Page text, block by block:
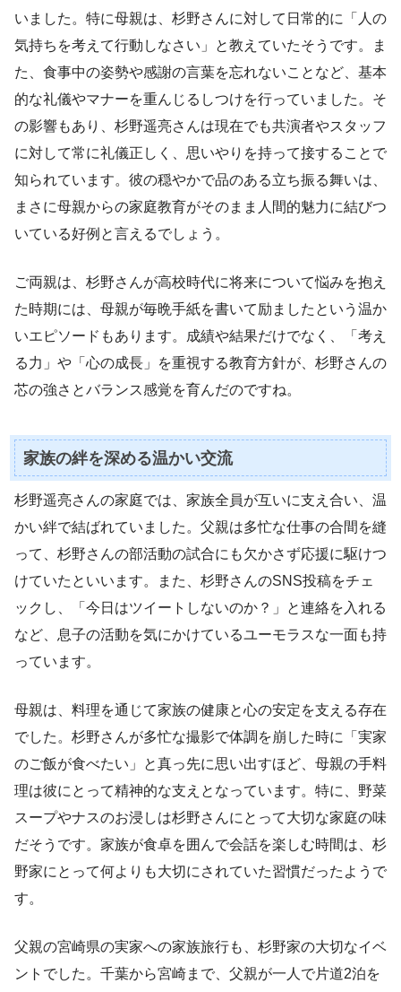
いました。特に母親は、杉野さんに対して日常的に「人の
気持ちを考えて行動しなさい」と教えていたそうです。ま
た、食事中の姿勢や感謝の言葉を忘れないことなど、基本
的な礼儀やマナーを重んじるしつけを行っていました。そ
の影響もあり、杉野遥亮さんは現在でも共演者やスタッフ
に対して常に礼儀正しく、思いやりを持って接することで
知られています。彼の穏やかで品のある立ち振る舞いは、
まさに母親からの家庭教育がそのまま人間的魅力に結びつ
いている好例と言えるでしょう。
ご両親は、杉野さんが高校時代に将来について悩みを抱え
た時期には、母親が毎晩手紙を書いて励ましたという温か
いエピソードもあります。成績や結果だけでなく、「考え
る力」や「心の成長」を重視する教育方針が、杉野さんの
芯の強さとバランス感覚を育んだのですね。
家族の絆を深める温かい交流
杉野遥亮さんの家庭では、家族全員が互いに支え合い、温
かい絆で結ばれていました。父親は多忙な仕事の合間を縫
って、杉野さんの部活動の試合にも欠かさず応援に駆けつ
けていたといいます。また、杉野さんのSNS投稿をチェ
ックし、「今日はツイートしないのか？」と連絡を入れる
など、息子の活動を気にかけているユーモラスな一面も持
っています。
母親は、料理を通じて家族の健康と心の安定を支える存在
でした。杉野さんが多忙な撮影で体調を崩した時に「実家
のご飯が食べたい」と真っ先に思い出すほど、母親の手料
理は彼にとって精神的な支えとなっています。特に、野菜
スープやナスのお浸しは杉野さんにとって大切な家庭の味
だそうです。家族が食卓を囲んで会話を楽しむ時間は、杉
野家にとって何よりも大切にされていた習慣だったようで
す。
父親の宮崎県の実家への家族旅行も、杉野家の大切なイベ
ントでした。千葉から宮崎まで、父親が一人で片道2泊を